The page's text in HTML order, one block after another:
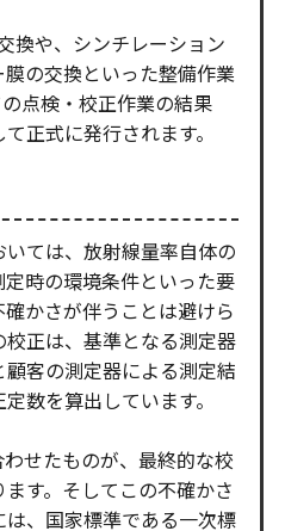
換や、シンチレーション
の交換といった整備作業
点検・校正作業の結果
正式に発行されます。
ては、放射線量率自体の
時の環境条件といった要
かさが伴うことは避けら
正は、基準となる測定器
客の測定器による測定結
数を算出しています。
せたものが、最終的な校
す。そしてこの不確かさ
、国家標準である一次標